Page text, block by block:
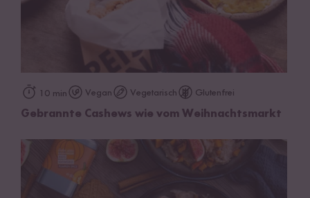
10 min Vegan Vegetarisch Glutenfrei
Gebrannte Cashews wie vom Weihnachtsmarkt